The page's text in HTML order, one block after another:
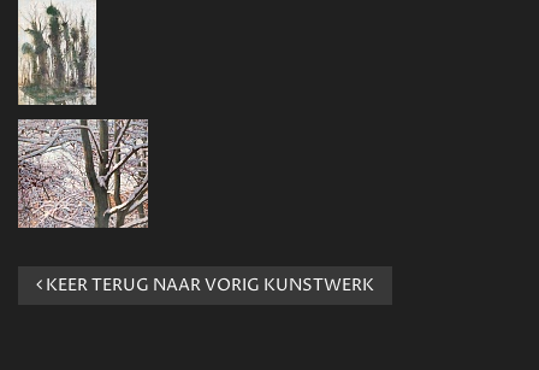
KEER TERUG NAAR VORIG KUNSTWERK